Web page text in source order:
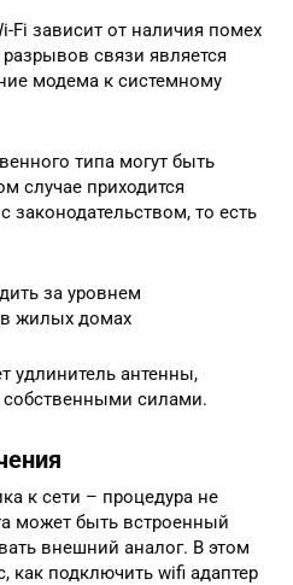
Fi зависит от наличия помех
связи является
модема к системному
типа могут быть
случае приходится
законодательством, то есть
за уровнем
в жилых домах
удлинитель антенны,
собственными силами.
к сети – процедура не
может быть встроенный
внешний аналог. В этом
как подключить wifi адаптер